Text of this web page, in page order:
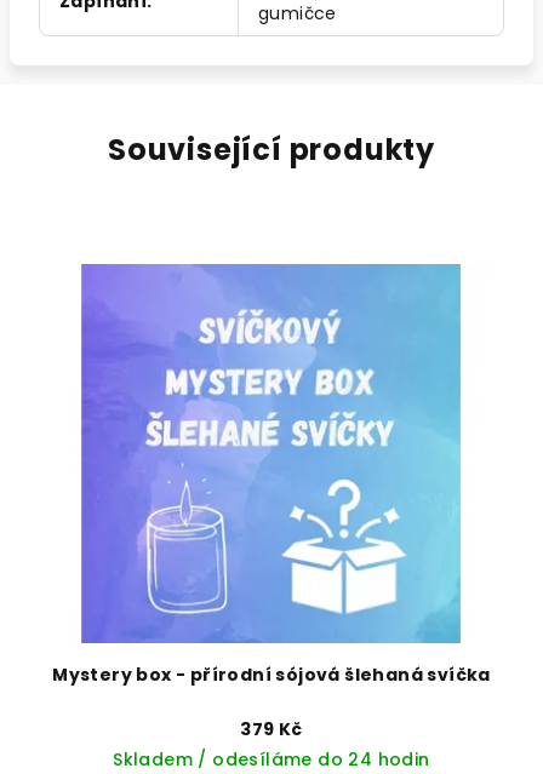
gumičce
Související produkty
Mystery box - přírodní sójová šlehaná svíčka
379 Kč
Skladem / odesíláme do 24 hodin